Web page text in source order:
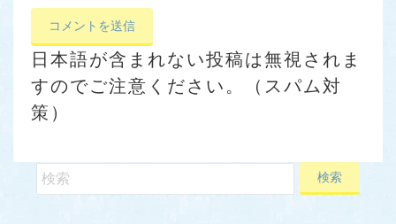
日本語が含まれない投稿は無視されま
すのでご注意ください。（スパム対
策）